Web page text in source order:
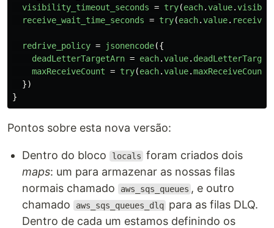
visibility_timeout_seconds = try(each.value.
receive_wait_time_seconds = try(each.value.
redrive_policy = jsonencode({
deadLetterTargetArn = each.value.
maxReceiveCount = try(each.value.maxReceiveCount
})
}
Pontos sobre esta nova versão:
Dentro do bloco locals foram criados dois
maps: um para armazenar as nossas filas
normais chamado
aws_sqs_queues , e outro
chamado
aws_sqs_queues_dlq para as filas DLQ.
Dentro de cada um estamos definindo os